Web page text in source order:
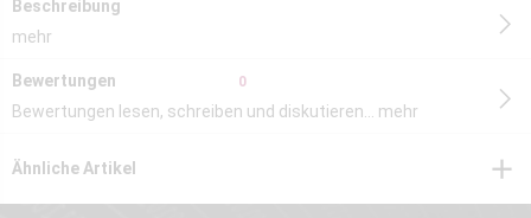
Beschreibung
mehr
Bewertungen 0
Bewertungen lesen, schreiben und diskutieren... mehr
Ähnliche Artikel